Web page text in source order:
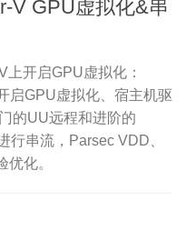
V GPU虚拟化&串
开启GPU虚拟化：
启GPU虚拟化、宿主机驱
的UU远程和进阶的
行串流，Parsec VDD、
化。